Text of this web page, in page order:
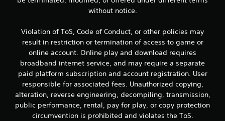
s
i
f
i
c
without notice.
Violation of ToS, Code of Conduct, or other policies may
result in restriction or termination of access to game or
online account. Online play and download requires
broadband internet service, and may require a separate
paid platform subscription and account registration. User
responsible for associated fees. Unauthorized copying,
alteration, reverse engineering, decompiling, transmission,
public performance, rental, pay for play, or copy protection
circumvention is prohibited and violates the ToS.